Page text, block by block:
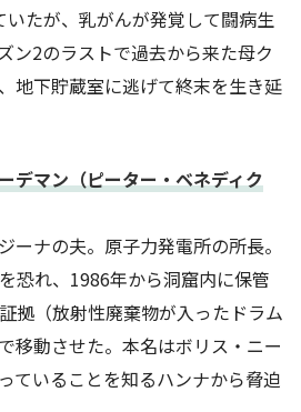
いたが、乳がんが発覚して闘病生
ン2のラストで過去から来た母ク
地下貯蔵室に逃げて終末を生き延
デマン（ピーター・ベネディク
ーナの夫。原子力発電所の所長。
恐れ、1986年から洞窟内に保管
拠（放射性廃棄物が入ったドラム
移動させた。本名はボリス・ニー
ていることを知るハンナから脅迫